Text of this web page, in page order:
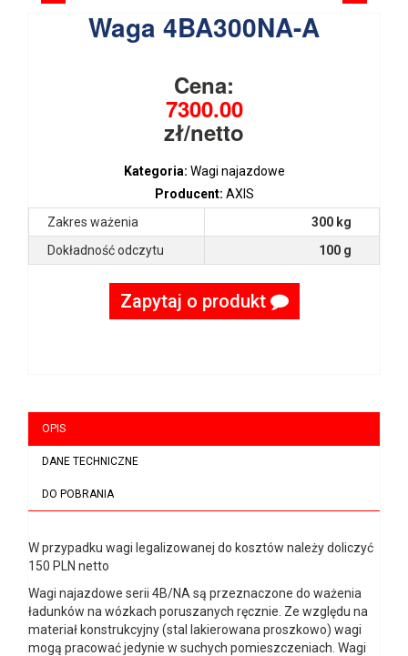
Waga 4BA300NA-A
Cena:
7300.00
zł/netto
Kategoria: Wagi najazdowe
Producent: AXIS
Zakres ważenia
300 kg
Dokładność odczytu
100 g
Zapytaj o produkt
OPIS
DANE TECHNICZNE
DO POBRANIA
W przypadku wagi legalizowanej do kosztów należy doliczyć
150 PLN netto
Wagi najazdowe serii 4B/NA są przeznaczone do ważenia
ładunków na wózkach poruszanych ręcznie. Ze względu na
materiał konstrukcyjny (stal lakierowana proszkowo) wagi
mogą pracować jedynie w suchych pomieszczeniach. Wagi